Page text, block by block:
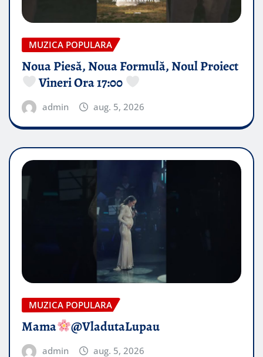
MUZICA POPULARA
Noua Piesă, Noua Formulă, Noul Proiect
Vineri Ora 17:00
admin aug. 5, 2026
MUZICA POPULARA
Mama @VladutaLupau
admin aug. 5, 2026